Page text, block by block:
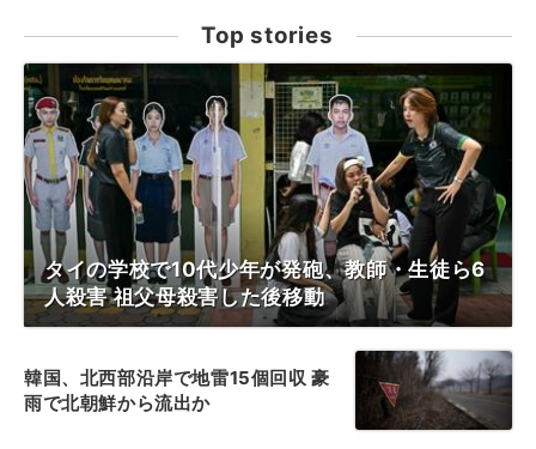
Top stories
タイの学校で10代少年が発砲、教師・生徒ら6
人殺害 祖父母殺害した後移動
韓国、北西部沿岸で地雷15個回収 豪
雨で北朝鮮から流出か